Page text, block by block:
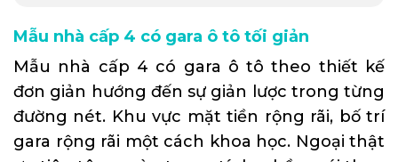
Mẫu nhà cấp 4 có gara ô tô tối giản
Mẫu nhà cấp 4 có gara ô tô theo thiết kế
đơn giản hướng đến sự giản lược trong từng
đường nét. Khu vực mặt tiền rộng rãi, bố trí
gara rộng rãi một cách khoa học. Ngoại thật